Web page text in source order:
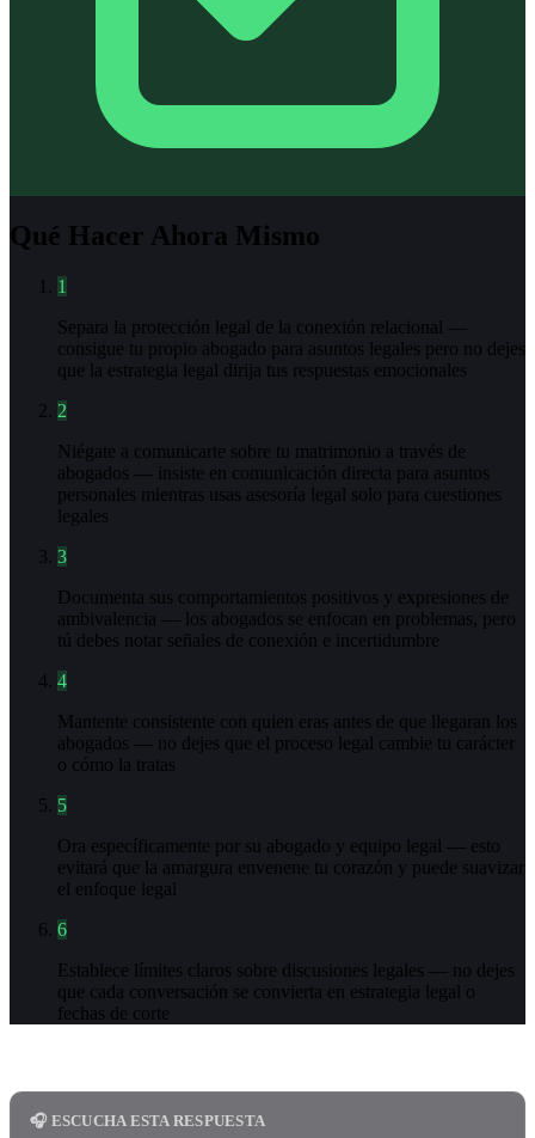
Qué Hacer Ahora Mismo
1
Separa la protección legal de la conexión relacional —
consigue tu propio abogado para asuntos legales pero no dejes
que la estrategia legal dirija tus respuestas emocionales
2
Niégate a comunicarte sobre tu matrimonio a través de
abogados — insiste en comunicación directa para asuntos
personales mientras usas asesoría legal solo para cuestiones
legales
3
Documenta sus comportamientos positivos y expresiones de
ambivalencia — los abogados se enfocan en problemas, pero
tú debes notar señales de conexión e incertidumbre
4
Mantente consistente con quien eras antes de que llegaran los
abogados — no dejes que el proceso legal cambie tu carácter
o cómo la tratas
5
Ora específicamente por su abogado y equipo legal — esto
evitará que la amargura envenene tu corazón y puede suavizar
el enfoque legal
6
Establece límites claros sobre discusiones legales — no dejes
que cada conversación se convierta en estrategia legal o
fechas de corte
🎧 ESCUCHA ESTA RESPUESTA